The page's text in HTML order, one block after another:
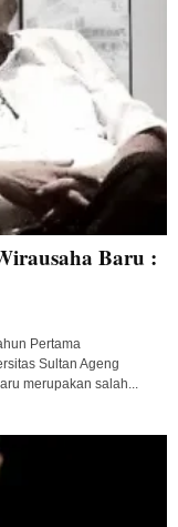
Baru :
Pertama
Sultan Ageng
merupakan salah...